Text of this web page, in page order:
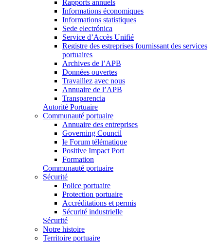
Rapports annuels
Informations économiques
Informations statistiques
Sede electrónica
Service d’Accès Unifié
Registre des estreprises fournissant des services
portuaires
Archives de l’APB
Données ouvertes
Travaillez avec nous
Annuaire de l’APB
Transparencia
Autorité Portuaire
Communauté portuaire
Annuaire des entreprises
Governing Council
le Forum télématique
Positive Impact Port
Formation
Communauté portuaire
Sécurité
Police portuaire
Protection portuaire
Accréditations et permis
Sécurité industrielle
Sécurité
Notre histoire
Territoire portuaire